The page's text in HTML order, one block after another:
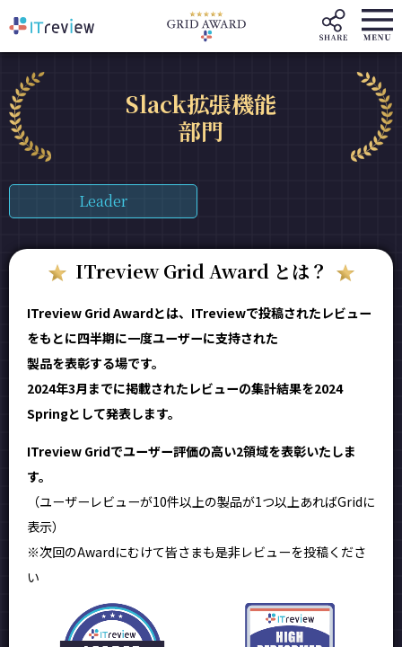
Slack拡張機能
部門
Leader
ITreview Grid Award とは？
ITreview Grid Awardとは、ITreviewで投稿されたレビュー
をもとに四半期に一度ユーザーに支持された
製品を表彰する場です。
2024年3月までに掲載されたレビューの集計結果を2024
Springとして発表します。
ITreview Gridでユーザー評価の高い2領域を表彰いたしま
す。
（ユーザーレビューが10件以上の製品が1つ以上あればGridに
表示）
※次回のAwardにむけて皆さまも是非レビューを投稿くださ
い